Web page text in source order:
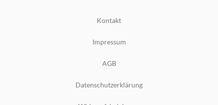
Kontakt
Impressum
AGB
Datenschutzerklärung